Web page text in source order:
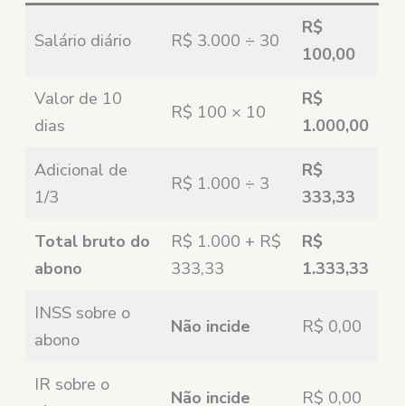
Salário diário R$ 3.000 ÷ 30
R$
100,00
Valor de 10
dias
R$ 100 × 10
R$
1.000,00
Adicional de
1/3
R$ 1.000 ÷ 3
R$
333,33
Total bruto do
abono
R$ 1.000 + R$
333,33
R$
1.333,33
INSS sobre o
abono
Não incide R$ 0,00
IR sobre o
Não incide R$ 0,00